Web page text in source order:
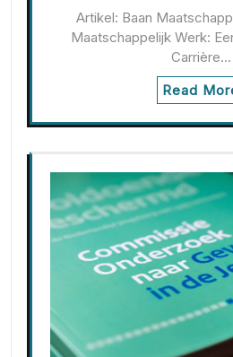
Artikel: Baan
Maatschappelijk Werk:
Carrière…
Read